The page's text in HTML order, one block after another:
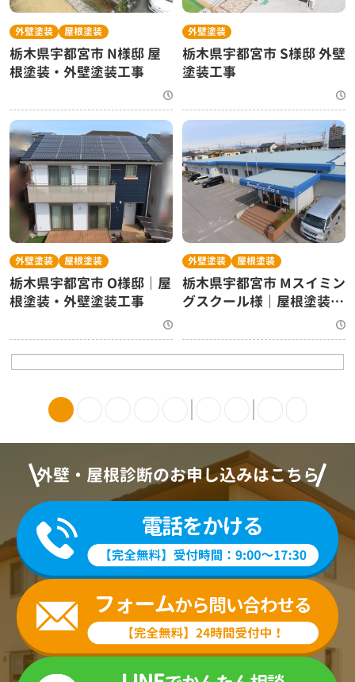
外壁塗装 屋根塗装
栃木県宇都宮市 N様邸 屋
根塗装・外壁塗装工事
外壁塗装
栃木県宇都宮市 S様邸 外壁
塗装工事
外壁塗装 屋根塗装
栃木県宇都宮市 O様邸｜屋
根塗装・外壁塗装工事
外壁塗装 屋根塗装
栃木県宇都宮市 Mスイミン
グスクール様｜屋根塗装・
外壁・屋根診断のお申し込みはこちら